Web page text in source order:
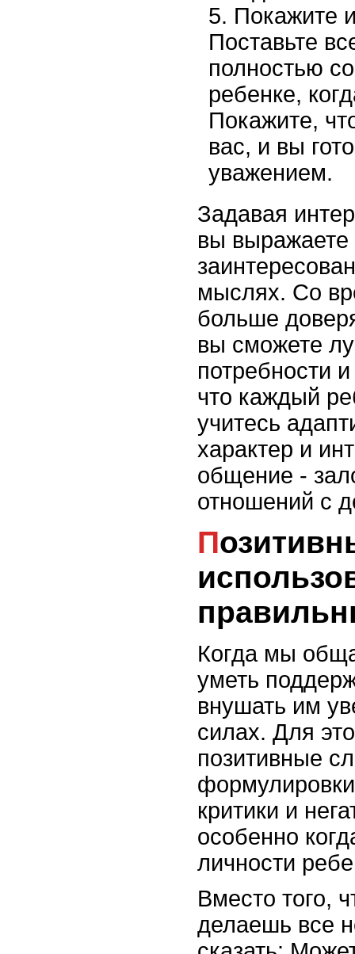
Покажите
Поставьте
полностью
ребенке,
Покажите,
вас, и вы
уважением.
Задавая
вы
мыслях. Со
больше
вы сможете
потребности
что каждый
учитесь
характер и
общение -
отношений с
Позитивный настрой и
Когда мы
уметь
внушать им
силах. Для
позитивные
критики и
особенно
личности
Вместо того,
делаешь все